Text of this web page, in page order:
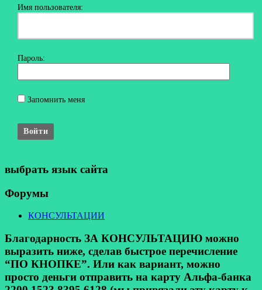
Имя пользователя:
Пароль:
Запомнить меня
Войти
выбрать язык сайта
Форумы
КОНСУЛЬТАЦИИ
Благодарность ЗА КОНСУЛЬТАЦИЮ можно
выразить ниже, сделав быстрое перечисление
“ПО КНОПКЕ”. Или как вариант, можно
просто деньги отправить на карту Альфа-банка